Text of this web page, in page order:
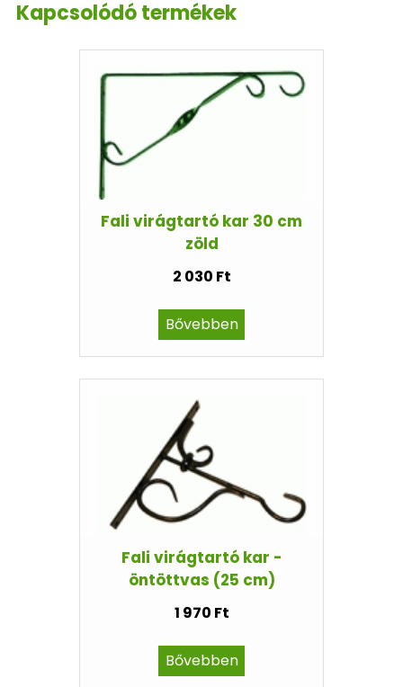
Kapcsolódó termékek
Fali virágtartó kar 30 cm
zöld
2 030 Ft
Bővebben
Fali virágtartó kar -
öntöttvas (25 cm)
1 970 Ft
Bővebben